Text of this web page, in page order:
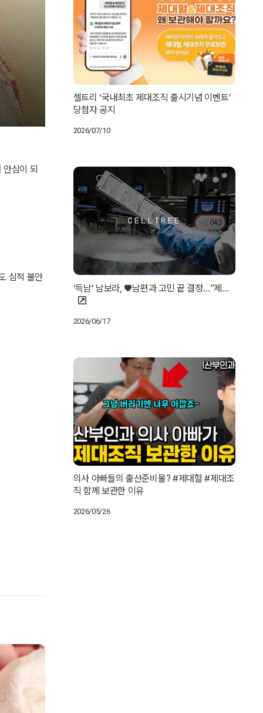
심이 되
심적 불안
셀트리 ‘국내최초 제대조직 출시기념 이벤트’
당첨자 공지
2026/07/10
‘득남’ 남보라, ♥남편과 고민 끝 결정…”제…
2026/06/17
의사 아빠들의 출산준비물? #제대혈 #제대조
직 함께 보관한 이유
2026/05/26